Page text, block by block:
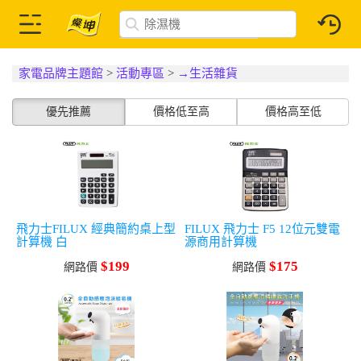
家電品牌主題館 >活動專區 > →生活雜貨
優先推薦 價格低至高 價格高至低
飛力士FILUX 經典簡約桌上型
計算機 白
網路價 $199
FILUX 飛力士 F5 12位元雙電
源商用計算機
網路價 $175